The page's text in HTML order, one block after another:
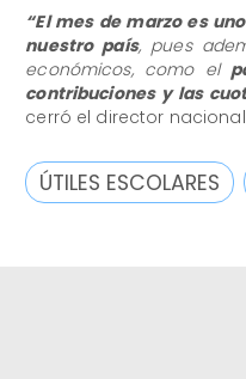
​“El mes de marzo es
nuestro país, pues
económicos, como el
contribuciones y las
cerró el director nacional
ÚTILES ESCOLARES